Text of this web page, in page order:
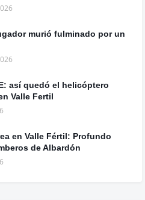
murió fulminado por un
así quedó el helicóptero
Valle Fertil
en Valle Fértil: Profundo
de Albardón